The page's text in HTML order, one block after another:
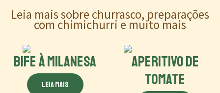
Leia mais sobre churrasco, preparações
com chimichurri e muito mais
BIFE À MILANESA
Leia mais
APERITIVO DE
TOMATE